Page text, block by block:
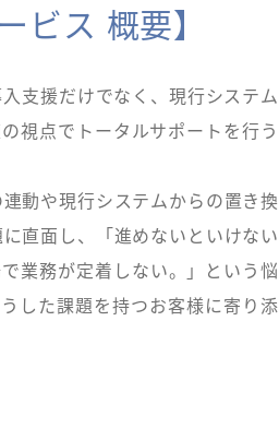
ビス 概要】
支援だけでなく、現行システム
視点でトータルサポートを行う
動や現行システムからの置き換
直面し、「進めないといけない
業務が定着しない。」という悩
した課題を持つお客様に寄り添